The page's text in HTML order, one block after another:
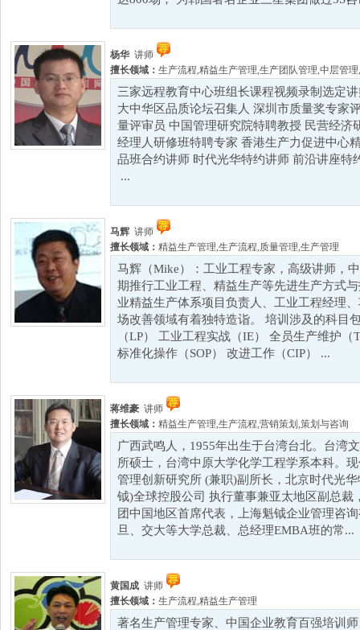
杨华 讲师
擅长领域： 生产流程,精益生产管理,生产团队管理,中层管理,
三家远程教育中心班组长课程视频录制选定
大中华区品质论坛召集人 深圳市质量奖专家
量评审员 中国管理研究院特聘教授 民营经济
经理人研修班特聘专家 香港生产力促进中心
品班合约讲师 时代光华特约讲师 前沿讲座特
...
马辉 讲师
擅长领域： 精益生产管理,生产流程,质量管理,生产管理
马辉（Mike）：工业工程专家，高级讲师，
期推行工业工程、精益生产等先进生产方式
业精益生产体系项目负责人、工业工程经理
场改善领域有着独特造诣。 培训涉及的科目
（LP） 工业工程实战（IE） 全员生产维护
标准化操作（SOP） 改进工作（CIP） ...
蒋维豪 讲师
擅长领域： 精益生产管理,生产流程,营销策划 ,策划与咨询
广西武鸣人，1955年出生于台湾台北。台湾
所硕士，台湾中原大学化学工程学系本科。
管理创新研究所 (兼职)副所长，北京时代光
钺)全球控股公司 执行董事兼亚太地区副总裁
团中国地区首席代表，上海魁钺企业管理咨
旦、交大等大学总裁、总经理EMBA班的常...
黄国成 讲师
擅长领域： 生产流程,精益生产管理
著名生产管理专家、中国企业教育百强培训